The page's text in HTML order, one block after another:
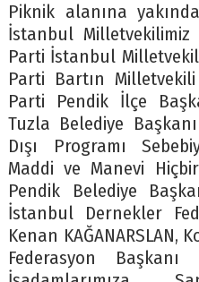
Piknik alanına
İstanbul Milletvekilimiz
Parti İstanbul Milletvekili
Parti Bartın Milletvekili
Parti Pendik İlçe
Tuzla Belediye
Dışı Programı
Maddi ve Manevi
Pendik Belediye
İstanbul Dernekler
Kenan
Federasyon Başkanı